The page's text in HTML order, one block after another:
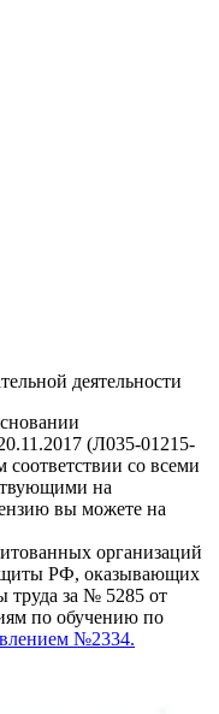
деятельности
(Л035-01215-
со всеми
на
вы можете на
организаций
РФ, оказывающих
труда за № 5285 от
по обучению по
№2334.